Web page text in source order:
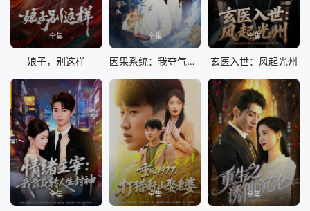
全集
娘子，别这样
全集
因果系统：我夺气运救苍生
全集
玄医入世：风起光州
全集 全集 全集